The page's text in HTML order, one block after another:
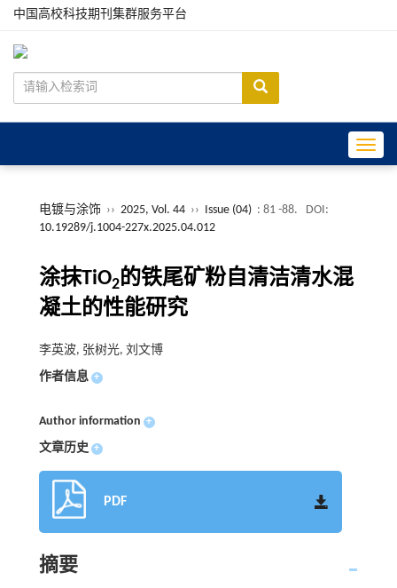
中国高校科技期刊集群服务平台
电镀与涂饰 ›› 2025, Vol. 44 ›› Issue (04) : 81 -88.
DOI:
10.19289/j.1004-227x.2025.04.012
涂抹TiO2的铁尾矿粉自清洁清水混
凝土的性能研究
李英波, 张树光, 刘文博
作者信息 +
Author information +
文章历史 +
PDF
摘要